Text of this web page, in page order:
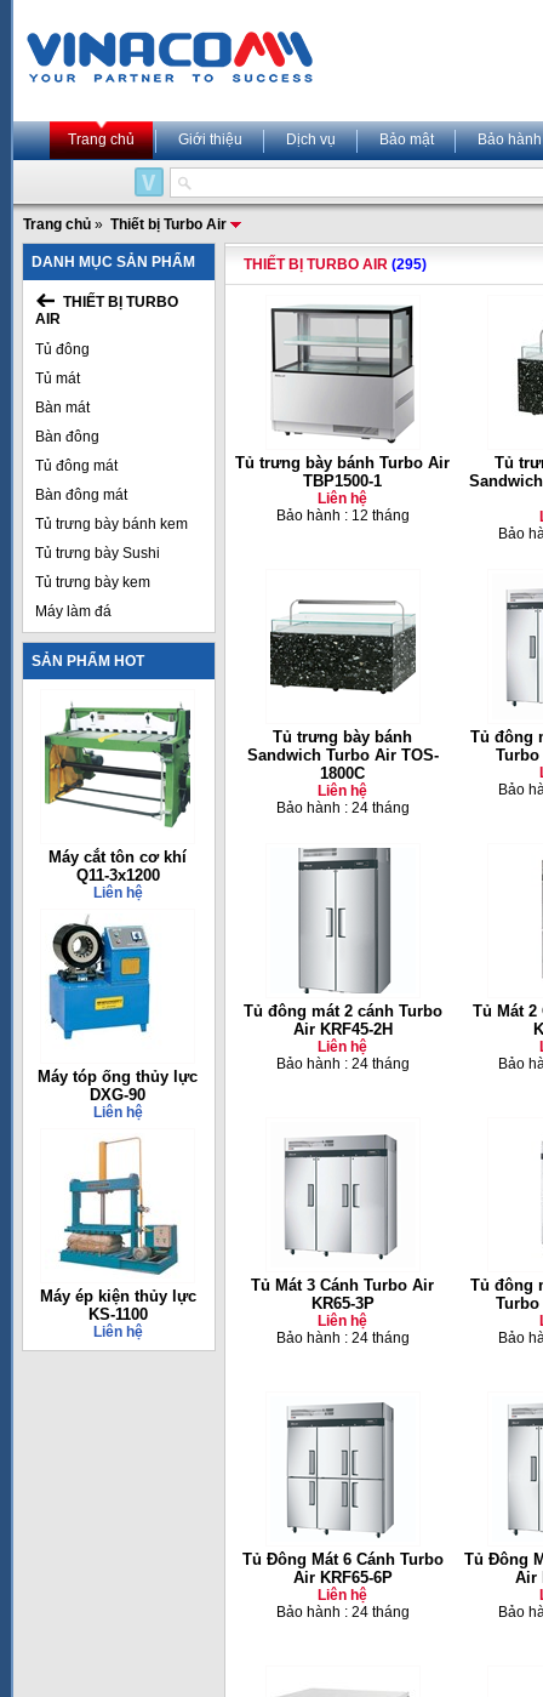
Trang chủ Giới thiệu Dịch vụ Bảo mật Bảo hành
Trang chủ » Thiết bị Turbo Air
DANH MỤC SẢN PHẨM
THIẾT BỊ TURBO
AIR
Tủ đông
Tủ mát
Bàn mát
Bàn đông
Tủ đông mát
Bàn đông mát
Tủ trưng bày bánh kem
Tủ trưng bày Sushi
Tủ trưng bày kem
Máy làm đá
SẢN PHẨM HOT
Máy cắt tôn cơ khí
Q11-3x1200
Liên hệ
Máy tóp ống thủy lực
DXG-90
Liên hệ
Máy ép kiện thủy lực
KS-1100
Liên hệ
THIẾT BỊ TURBO AIR (295)
Tủ trưng bày bánh Turbo Air
TBP1500-1
Liên hệ
Bảo hành : 12 tháng
Tủ
Bảo
Tủ trưng bày bánh
Sandwich Turbo Air TOS-
1800C
Liên hệ
Bảo hành : 24 tháng
Tủ đông
Turbo
Bảo
Tủ đông mát 2 cánh Turbo
Air KRF45-2H
Liên hệ
Bảo hành : 24 tháng
Tủ Mát 2
Bảo
Tủ Mát 3 Cánh Turbo Air
KR65-3P
Liên hệ
Bảo hành : 24 tháng
Tủ đông
Turbo
Bảo
Tủ Đông Mát 6 Cánh Turbo
Air KRF65-6P
Liên hệ
Bảo hành : 24 tháng
Tủ Đông
Air
Bảo